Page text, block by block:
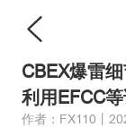
CBEX爆雷
利用EFCC
作者：FX110丨